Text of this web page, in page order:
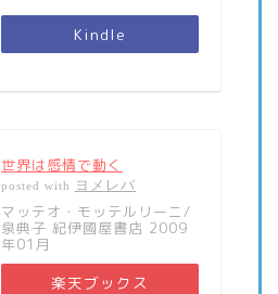
Kindle
世界は感情で動く
posted with ヨメレバ
マッテオ・モッテルリーニ/
泉典子 紀伊國屋書店 2009
年01月
楽天ブックス